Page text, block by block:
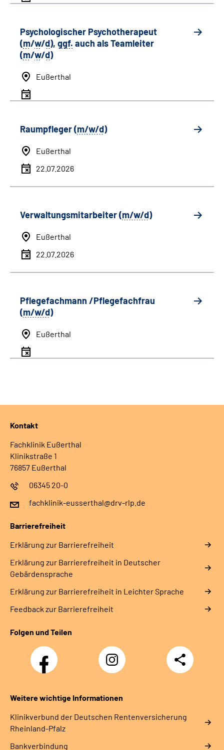
Psychologischer Psychotherapeut
(m/w/d), ggf. auch alsTeamleiter
(m/w/d)
Eußerthal
Raumpfleger (m/w/d)
Eußerthal
22.07.2026
Verwaltungsmitarbeiter (m/w/d)
Eußerthal
22.07.2026
Pflegefachmann /Pflegefachfrau
(m/w/d)
Eußerthal
Kontakt
Fachklinik Eußerthal
Klinikstraße 1
76857 Eußerthal
06345 20-0
fachklinik-eusserthal@drv-rlp.de
Barrierefreiheit
Erklärung zur Barrierefreiheit
Erklärung zur Barrierefreiheit in Deutscher
Gebärdensprache
Erklärung zur Barrierefreiheit in Leichter Sprache
Feedback zur Barrierefreiheit
Folgen und Teilen
Facebook
Instagram
DRV
Nachwuchskräfte
Teilen
Weitere wichtige Informationen
Klinikverbund der Deutschen Rentenversicherung
Rheinland-Pfalz
Bankverbindung